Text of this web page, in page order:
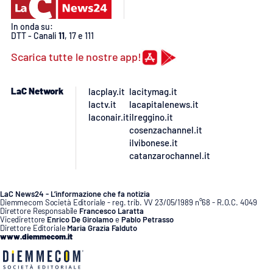
In onda su:
DTT - Canali 11, 17 e 111
Scarica tutte le nostre app!
LaC Network
lacplay.it
lactv.it
laconair.it
lacitymag.it
lacapitalenews.it
ilreggino.it
cosenzachannel.it
ilvibonese.it
catanzarochannel.it
LaC News24 - L’informazione che fa notizia
Diemmecom Società Editoriale - reg. trib. VV 23/05/1989 n°68 - R.O.C. 4049
Direttore Responsabile Francesco Laratta
Vicedirettore Enrico De GirolamoePablo Petrasso
Direttore Editoriale Maria Grazia Falduto
www.diemmecom.it